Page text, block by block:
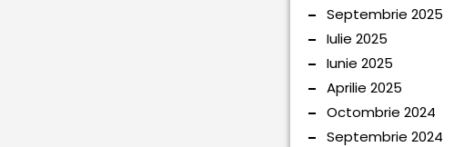
Septembrie 2025
Iulie 2025
Iunie 2025
Aprilie 2025
Octombrie 2024
Septembrie 2024